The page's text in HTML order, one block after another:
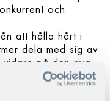
och
att hålla hårt i
dela med sig av
på den nya